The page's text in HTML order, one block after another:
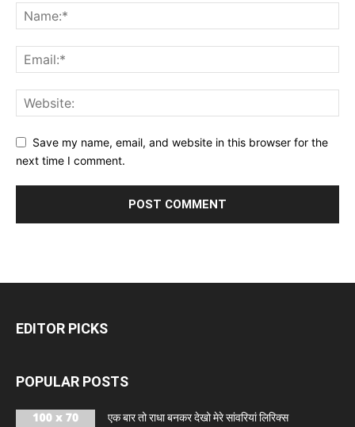
Save my name, email, and website in this browser for the
next time I comment.
EDITOR PICKS
POPULAR POSTS
एक बार तो राधा बनकर देखो मेरे सांवरियां लिरिक्स